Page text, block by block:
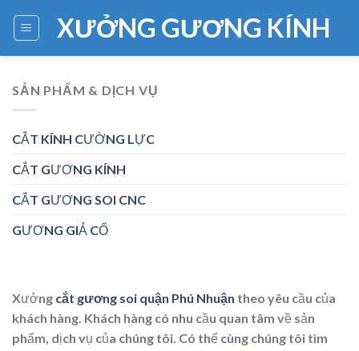
XƯỞNG GƯƠNG KÍNH
Xưởng cắt gương soi quận Phú Nhuận theo yêu cầu của
khách hàng. Khách hàng có nhu cầu quan tâm về sản
phẩm, dịch vụ của chúng tôi. Có thể cùng chúng tôi tìm
SẢN PHẨM & DỊCH VỤ
CẮT KÍNH CƯỜNG LỰC
CẮT GƯƠNG KÍNH
CẮT GƯƠNG SOI CNC
GƯƠNG GIẢ CỔ